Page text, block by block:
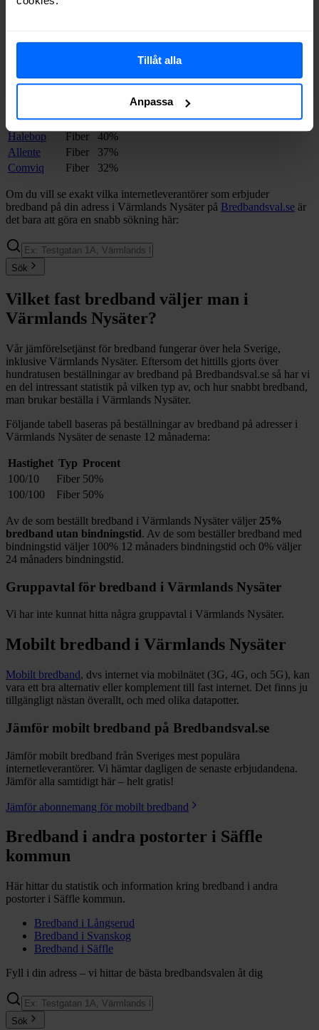
Tillåt alla
Anpassa
Boxer
Fiber
71%
Telenor
Internetport Fiber
60%
Bredband2
Fiber
40%
Halebop
Fiber
40%
Allente
Fiber
37%
Comviq
Fiber 32%
Om du vill se exakt vilka internetleverantörer som erbjuder
bredband på din adress i Värmlands Nysäter på Bredbandsval.se är
det bara att göra en snabb sökning här:
Sök
Vilket fast bredband väljer man i
Värmlands Nysäter?
Vår jämförelsetjänst för bredband fungerar över hela Sverige,
inklusive Värmlands Nysäter. Eftersom det hittills gjorts över
hundratusen beställningar av bredband på Bredbandsval.se så har vi
en del intressant statistik på vilken typ av, och hur snabbt bredband,
man brukar beställa i Värmlands Nysäter.
Följande tabell baseras på beställningar av bredband på adresser i
Värmlands Nysäter de senaste 12 månaderna:
Hastighet Typ Procent
100/10
Fiber 50%
100/100
Fiber 50%
Av de som beställt bredband i Värmlands Nysäter väljer 25%
bredband utan bindningstid. Av de som beställer bredband med
bindningstid väljer 100% 12 månaders bindningstid och 0% väljer
24 månaders bindningstid.
Gruppavtal för bredband i Värmlands Nysäter
Vi har inte kunnat hitta några gruppavtal i Värmlands Nysäter.
Mobilt bredband i Värmlands Nysäter
Mobilt bredband, dvs internet via mobilnätet (3G, 4G, och 5G), kan
vara ett bra alternativ eller komplement till fast internet. Det finns ju
tillgängligt nästan överallt, och med olika datapotter.
Jämför mobilt bredband på Bredbandsval.se
Jämför mobilt bredband från Sveriges mest populära
internetleverantörer. Vi hämtar dagligen de senaste erbjudandena.
Jämför alla samtidigt här – helt gratis!
Jämför abonnemang för mobilt bredband
Bredband i andra postorter i Säffle
kommun
Här hittar du statistik och information kring bredband i andra
postorter i Säffle kommun.
Bredband i Långserud
Bredband i Svanskog
Bredband i Säffle
Fyll i din adress – vi hittar de bästa bredbandsvalen åt dig
Sök